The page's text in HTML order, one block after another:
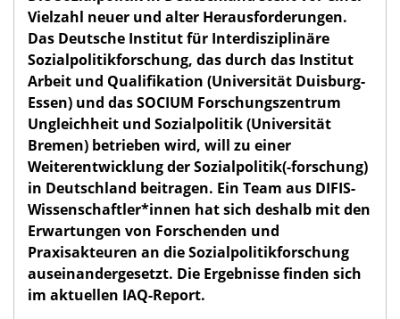
Vielzahl neuer und alter Herausforderungen.
Das Deutsche Institut für Interdisziplinäre
Sozialpolitikforschung, das durch das Institut
Arbeit und Qualifikation (Universität Duisburg-
Essen) und das SOCIUM Forschungszentrum
Ungleichheit und Sozialpolitik (Universität
Bremen) betrieben wird, will zu einer
Weiterentwicklung der Sozialpolitik(-forschung)
in Deutschland beitragen. Ein Team aus DIFIS-
Wissenschaftler*innen hat sich deshalb mit den
Erwartungen von Forschenden und
Praxisakteuren an die Sozialpolitikforschung
auseinandergesetzt. Die Ergebnisse finden sich
im aktuellen IAQ-Report.